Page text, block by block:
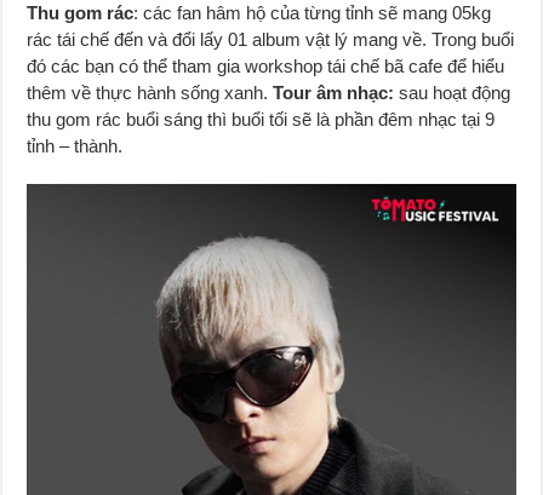
Thu gom rác: các fan hâm hộ của từng tỉnh sẽ mang 05kg
rác tái chế đến và đổi lấy 01 album vật lý mang về. Trong buổi
đó các bạn có thể tham gia workshop tái chế bã cafe để hiểu
thêm về thực hành sống xanh.Tour âm nhạc: sau hoạt động
thu gom rác buổi sáng thì buổi tối sẽ là phần đêm nhạc tại 9
tỉnh – thành.